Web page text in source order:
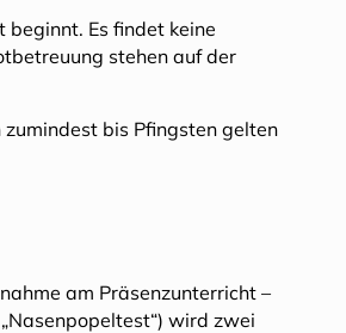
beginnt. Es findet keine
stehen auf der
bis Pfingsten gelten
am Präsenzunterricht –
wird zwei